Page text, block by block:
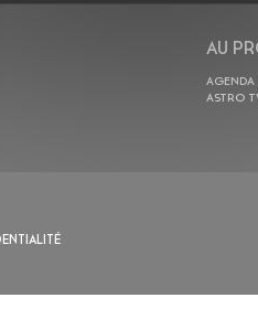
AU
AGENDA
ASTRO